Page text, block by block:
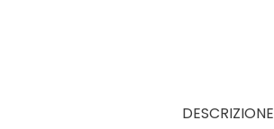
DESCRIZIONE